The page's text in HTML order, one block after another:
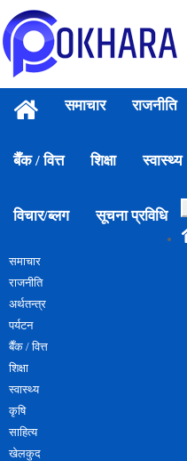
समाचार राजनीति
बैँक / वित्त शिक्षा स्वास्थ्य
विचार/ब्लग सूचना प्रविधि
समाचार
राजनीति
अर्थतन्त्र
पर्यटन
बैँक / वित्त
शिक्षा
स्वास्थ्य
कृषि
साहित्य
खेलकुद